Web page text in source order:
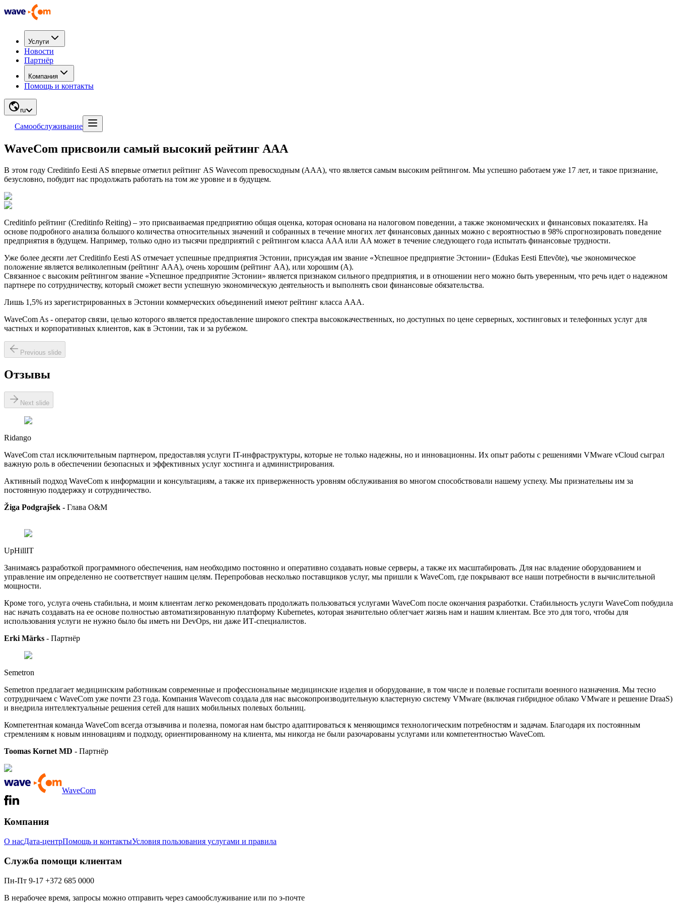
Услуги
Новости
Партнёр
Компания
Помощь и контакты
ru
Самообслуживание
WaveCom присвоили самый высокий рейтинг AAA
В этом году Creditinfo Eesti AS впервые отметил рейтинг AS Wavecom превосходным (AAA), что является самым высоким рейтингом. Мы успешно работаем уже 17 лет, и такое признание,
безусловно, побудит нас продолжать работать на том же уровне и в будущем.
Creditinfo рейтинг (Creditinfo Reiting) – это присваиваемая предприятию общая оценка, которая основана на налоговом поведении, а также экономических и финансовых показателях. На
основе подробного анализа большого количества относительных значений и собранных в течение многих лет финансовых данных можно с вероятностью в 98% спрогнозировать поведение
предприятия в будущем. Например, только одно из тысячи предприятий с рейтингом класса AAA или AA может в течение следующего года испытать финансовые трудности.
Уже более десяти лет Creditinfo Eesti AS отмечает успешные предприятия Эстонии, присуждая им звание «Успешное предприятие Эстонии» (Edukas Eesti Ettevõte), чье экономическое
положение является великолепным (рейтинг AAA), очень хорошим (рейтинг АА), или хорошим (А).
Связанное с высоким рейтингом звание «Успешное предприятие Эстонии» является признаком сильного предприятия, и в отношении него можно быть уверенным, что речь идет о надежном
партнере по сотрудничеству, который сможет вести успешную экономическую деятельность и выполнять свои финансовые обязательства.
Лишь 1,5% из зарегистрированных в Эстонии коммерческих объединений имеют рейтинг класса AAA.
WaveCom As - оператор связи, целью которого является предоставление широкого спектра высококачественных, но доступных по цене серверных, хостинговых и телефонных услуг для
частных и корпоративных клиентов, как в Эстонии, так и за рубежом.
Previous slide
Отзывы
Next slide
Ridango
WaveCom стал исключительным партнером, предоставляя услуги IT-инфраструктуры, которые не только надежны, но и инновационны. Их опыт работы с решениями VMware vCloud сыграл
важную роль в обеспечении безопасных и эффективных услуг хостинга и администрирования.
Активный подход WaveCom к информации и консультациям, а также их приверженность уровням обслуживания во многом способствовали нашему успеху. Мы признательны им за
постоянную поддержку и сотрудничество.
Žiga Podgrajšek - Глава O&M
UpHillIT
Занимаясь разработкой программного обеспечения, нам необходимо постоянно и оперативно создавать новые серверы, а также их масштабировать. Для нас владение оборудованием и
управление им определенно не соответствует нашим целям. Перепробовав несколько поставщиков услуг, мы пришли к WaveCom, где покрывают все наши потребности в вычислительной
мощности.
Кроме того, услуга очень стабильна, и моим клиентам легко рекомендовать продолжать пользоваться услугами WaveСom после окончания разработки. Стабильность услуги WaveCom побудила
нас начать создавать на ее основе полностью автоматизированную платформу Kubernetes, которая значительно облегчает жизнь нам и нашим клиентам. Все это для того, чтобы для
использования услуги не нужно было бы иметь ни DevOps, ни даже ИТ-специалистов.
Erki Märks - Партнёр
Semetron
Semetron предлагает медицинским работникам современные и профессиональные медицинские изделия и оборудование, в том числе и полевые госпитали военного назначения. Мы тесно
сотрудничаем с WaveCom уже почти 23 года. Компания Wavecom создала для нас высокопроизводительную кластерную систему VMware (включая гибридное облако VMware и решение DraaS)
и внедрила интеллектуальные решения сетей для наших мобильных полевых больниц.
Компетентная команда WaveCom всегда отзывчива и полезна, помогая нам быстро адаптироваться к меняющимся технологическим потребностям и задачам. Благодаря их постоянным
стремлениям к новым инновациям и подходу, ориентированному на клиента, мы никогда не были разочарованы услугами или компетентностью WaveCom.
Toomas Kornet MD - Партнёр
WaveCom
Компания
О насДата-центрПомощь и контактыУсловия пользования услугами и правила
Служба помощи клиентам
Пн-Пт 9-17 +372 685 0000
В нерабочее время, запросы можно отправить через самообслуживание или по э-почте